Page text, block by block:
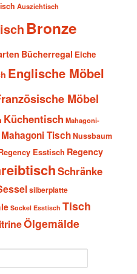
Ausziehtisch
Bronze
Bücherregal Eiche
Englische Möbel
Möbel
Küchentisch Mahagoni-
Mahagoni TischNussbaum
Esstisch Regency
Schränke
silberplatte
Sockel Esstisch Tisch
Ölgemälde